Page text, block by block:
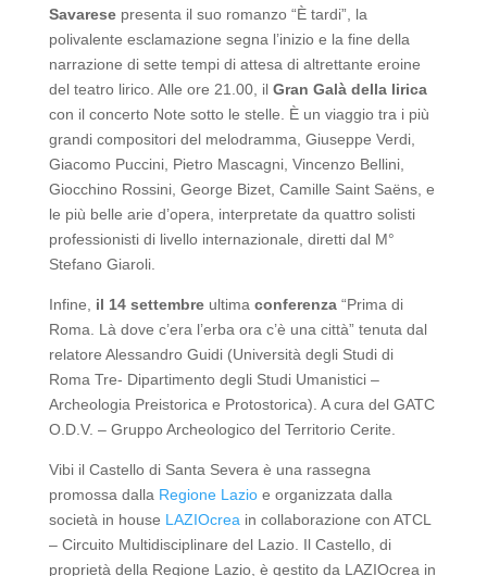
Savarese presenta il suo romanzo “È tardi”, la
polivalente esclamazione segna l’inizio e la fine della
narrazione di sette tempi di attesa di altrettante eroine
del teatro lirico. Alle ore 21.00, il Gran Galà della lirica
con il concerto Note sotto le stelle. È un viaggio tra i più
grandi compositori del melodramma, Giuseppe Verdi,
Giacomo Puccini, Pietro Mascagni, Vincenzo Bellini,
Giocchino Rossini, George Bizet, Camille Saint Saëns, e
le più belle arie d’opera, interpretate da quattro solisti
professionisti di livello internazionale, diretti dal M°
Stefano Giaroli.
Infine, il 14 settembreultima conferenza“Prima di
Roma. Là dove c’era l’erba ora c’è una città” tenuta dal
relatore Alessandro Guidi (Università degli Studi di
Roma Tre- Dipartimento degli Studi Umanistici –
Archeologia Preistorica e Protostorica). A cura del GATC
O.D.V. – Gruppo Archeologico del Territorio Cerite.
Vibi il Castello di Santa Severa è una rassegna
promossa dalla Regione Lazioe organizzata dalla
società in house LAZIOcrea in collaborazione con ATCL
– Circuito Multidisciplinare del Lazio. Il Castello, di
proprietà della Regione Lazio, è gestito da LAZIOcrea in